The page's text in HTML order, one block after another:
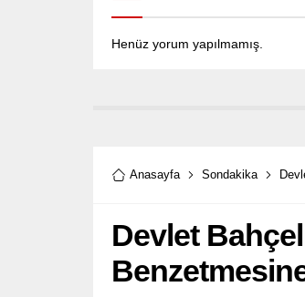
Henüz yorum yapılmamış.
Anasayfa Sondakika
Devlet